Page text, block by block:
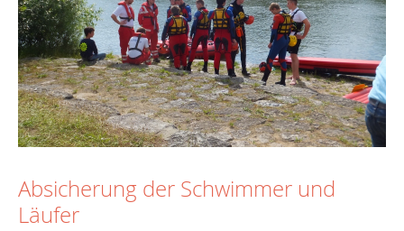
Absicherung der Schwimmer und
Läufer